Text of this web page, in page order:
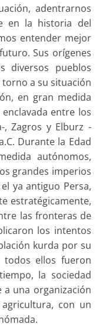
adentrarnos
en la historia del
entender mejor
Sus orígenes
diversos pueblos
a su situación
en gran medida
entre los
Zagros y Elburz -
Durante la Edad
autónomos,
grandes imperios
ya antiguo Persa,
estratégicamente,
las fronteras de
los intentos
kurda por su
todos ellos fueron
la sociedad
una organización
con un